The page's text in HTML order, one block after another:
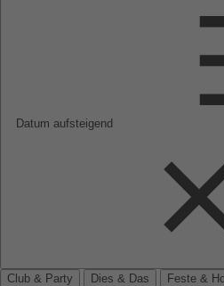
Datum aufsteigend
Club & Party Dies & Das Feste &